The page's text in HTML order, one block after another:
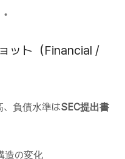
ット（Financial /
負債水準はSEC提出書
造の変化